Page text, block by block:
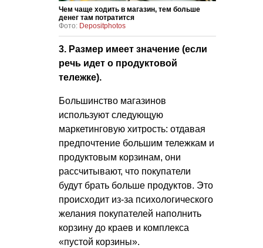
Чем чаще ходить в магазин, тем больше
денег там потратится
Фото: Depositphotos
3. Размер имеет значение (если
речь идет о продуктовой
тележке).
Большинство магазинов
используют следующую
маркетинговую хитрость: отдавая
предпочтение большим тележкам и
продуктовым корзинам, они
рассчитывают, что покупатели
будут брать больше продуктов. Это
происходит из-за психологического
желания покупателей наполнить
корзину до краев и комплекса
«пустой корзины».